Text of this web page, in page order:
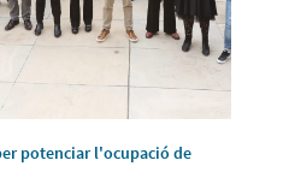
potenciar l'ocupació de